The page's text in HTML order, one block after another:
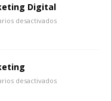
Digital
desactivados
desactivados